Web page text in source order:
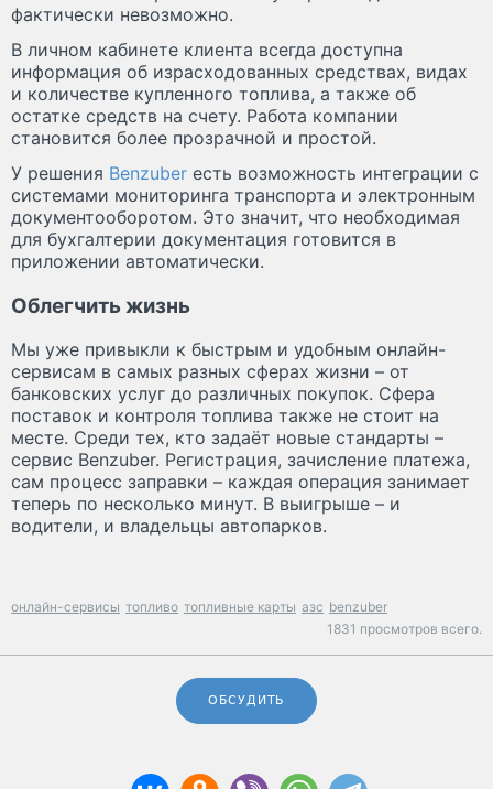
фактически невозможно.
В личном кабинете клиента всегда доступна
информация об израсходованных средствах, видах
и количестве купленного топлива, а также об
остатке средств на счету. Работа компании
становится более прозрачной и простой.
У решения Benzuber есть возможность интеграции с
системами мониторинга транспорта и электронным
документооборотом. Это значит, что необходимая
для бухгалтерии документация готовится в
приложении автоматически.
Облегчить жизнь
Мы уже привыкли к быстрым и удобным онлайн-
сервисам в самых разных сферах жизни – от
банковских услуг до различных покупок. Сфера
поставок и контроля топлива также не стоит на
месте. Среди тех, кто задаёт новые стандарты –
сервис Benzuber. Регистрация, зачисление платежа,
сам процесс заправки – каждая операция занимает
теперь по несколько минут. В выигрыше – и
водители, и владельцы автопарков.
онлайн-сервисы топливо топливные карты азс benzuber
1831 просмотров всего.
ОБСУДИТЬ